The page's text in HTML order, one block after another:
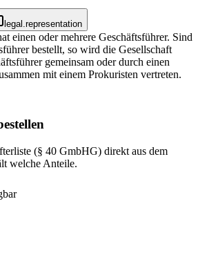
legal.representation
einen oder mehrere Geschäftsführer. Sind
bestellt, so wird die Gesellschaft
gemeinsam oder durch einen
mit einem Prokuristen vertreten.
(§ 40 GmbHG) direkt aus dem
welche Anteile.